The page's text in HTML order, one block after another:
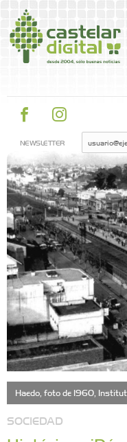
NEWSLETTER
Haedo, foto de 1960,
SOCIEDAD